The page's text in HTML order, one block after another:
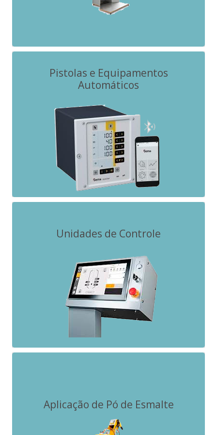
Pistolas e Equipamentos
Automáticos
Optiflex A®
OptiGun ®
OptiFlow IG07
OptiCenter®
(…)
Ver
Unidades de Controle
MultiStar
(…)
Ver
Aplicação de Pó de Esmalte
OptiFlex®
(…)